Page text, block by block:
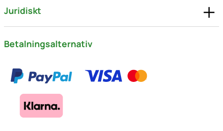
Juridiskt
Betalningsalternativ